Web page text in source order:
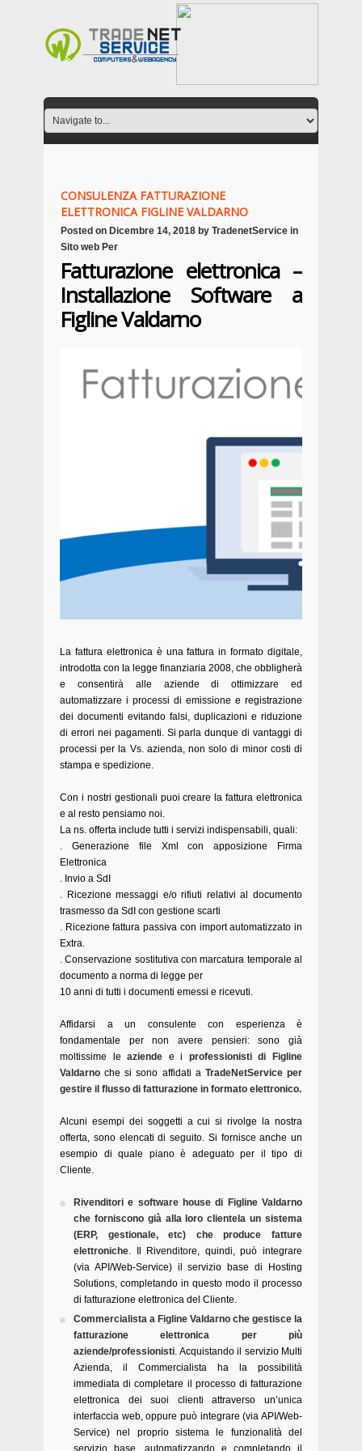
CONSULENZA FATTURAZIONE
ELETTRONICA FIGLINE VALDARNO
Posted on Dicembre 14, 2018 by TradenetService in
Sito web Per
Fatturazione elettronica –
Installazione Software a
Figline Valdarno
La fattura elettronica è una fattura in formato digitale,
introdotta con la legge finanziaria 2008, che obbligherà
e consentirà alle aziende di ottimizzare ed
automatizzare i processi di emissione e registrazione
dei documenti evitando falsi, duplicazioni e riduzione
di errori nei pagamenti. Si parla dunque di vantaggi di
processi per la Vs. azienda, non solo di minor costi di
stampa e spedizione.
Con i nostri gestionali puoi creare la fattura elettronica
e al resto pensiamo noi.
La ns. offerta include tutti i servizi indispensabili, quali:
. Generazione file Xml con apposizione Firma
Elettronica
. Invio a SdI
. Ricezione messaggi e/o rifiuti relativi al documento
trasmesso da SdI con gestione scarti
. Ricezione fattura passiva con import automatizzato in
Extra.
. Conservazione sostitutiva con marcatura temporale al
documento a norma di legge per
10 anni di tutti i documenti emessi e ricevuti.
Affidarsi a un consulente con esperienza è
fondamentale per non avere pensieri: sono già
moltissime le aziende e i professionisti di Figline
Valdarnoche si sono affidati a TradeNetService per
gestire il flusso di fatturazione in formato elettronico.
Alcuni esempi dei soggetti a cui si rivolge la nostra
offerta, sono elencati di seguito. Si fornisce anche un
esempio di quale piano è adeguato per il tipo di
Cliente.
Rivenditori e software house di Figline Valdarno
che forniscono già alla loro clientela un sistema
(ERP, gestionale, etc) che produce fatture
elettroniche. Il Rivenditore, quindi, può integrare
(via API/Web-Service) il servizio base di Hosting
Solutions, completando in questo modo il processo
di fatturazione elettronica del Cliente.
Commercialista a Figline Valdarno che gestisce la
fatturazione elettronica per più
aziende/professionisti. Acquistando il servizio Multi
Azienda, il Commercialista ha la possibilità
immediata di completare il processo di fatturazione
elettronica dei suoi clienti attraverso un’unica
interfaccia web, oppure può integrare (via API/Web-
Service) nel proprio sistema le funzionalità del
servizio base, automatizzando e completando il